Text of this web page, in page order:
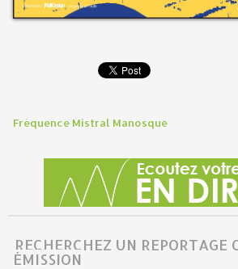
Fréquence Mistral Manosque
RECHERCHEZ UN REPORTAGE
ÉMISSION